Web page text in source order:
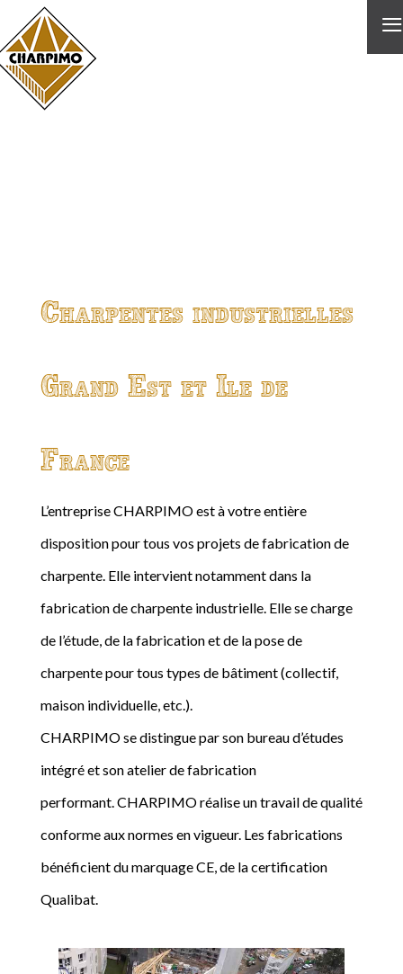
≡
Charpentes industrielles
Grand Est et Ile de
France
L’entreprise CHARPIMO est à votre entière
disposition pour tous vos projets de fabrication de
charpente. Elle intervient notamment dans la
fabrication de charpente industrielle. Elle se charge
de l’étude, de la fabrication et de la pose de
charpente pour tous types de bâtiment (collectif,
maison individuelle, etc.).
CHARPIMO se distingue par son bureau d’études
intégré et son atelier de fabrication
performant. CHARPIMO réalise un travail de qualité
conforme aux normes en vigueur. Les fabrications
bénéficient du marquage CE, de la certification
Qualibat.